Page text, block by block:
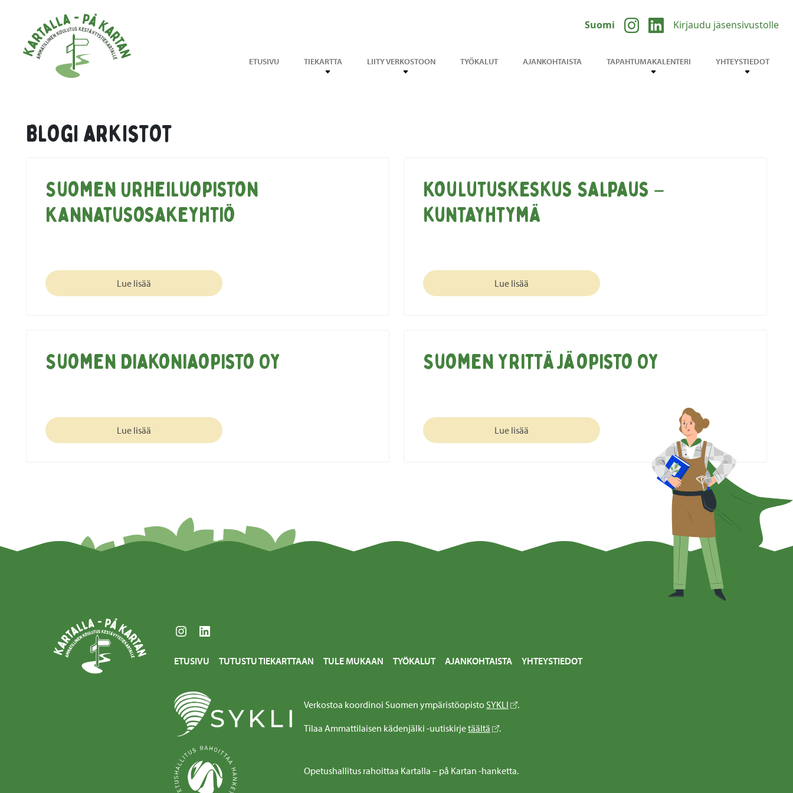
ETUSIVU TIEKARTTA LIITY VERKOSTOON TYÖKALUT AJANKOHTAISTA TAPAHTUMAKALENTERI YHTEYSTIEDOT
Suomi Kirjaudu jäsensivustolle
Blogi arkistot
Suomen Urheiluopiston
Kannatusosakeyhtiö
Lue lisää
Koulutuskeskus Salpaus –
kuntayhtymä
Lue lisää
Suomen Diakoniaopisto Oy
Lue lisää
Suomen Yrittäjäopisto Oy
Lue lisää
Instagram LinkedIn
ETUSIVU TUTUSTU TIEKARTTAAN TULE MUKAAN TYÖKALUT AJANKOHTAISTA YHTEYSTIEDOT
Verkostoa koordinoi Suomen ympäristöopistoSYKLI
.
Tilaa Ammattilaisen kädenjälki -uutiskirjetäältä .
Opetushallitus rahoittaa Kartalla – på Kartan -hanketta.